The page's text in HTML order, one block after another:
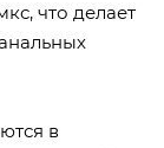
что делает
в